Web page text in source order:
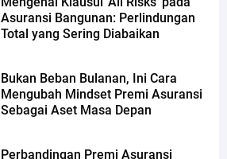
Asuransi Bangunan: Perlindungan
Total yang Sering Diabaikan
Bukan Beban Bulanan, Ini Cara
Mengubah Mindset Premi Asuransi
Sebagai Aset Masa Depan
Perbandingan Premi Asuransi